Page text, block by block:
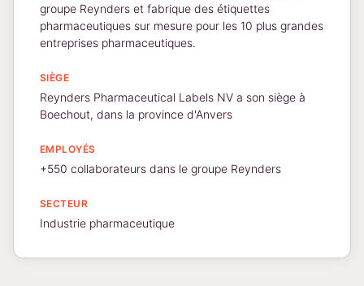
groupe Reynders et fabrique des étiquettes
pharmaceutiques sur mesure pour les 10 plus grandes
entreprises pharmaceutiques.
SIÈGE
Reynders Pharmaceutical Labels NV a son siège à
Boechout, dans la province d'Anvers
EMPLOYÉS
+550 collaborateurs dans le groupe Reynders
SECTEUR
Industrie pharmaceutique